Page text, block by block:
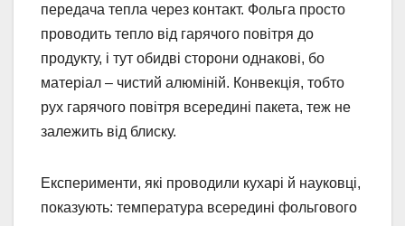
передача тепла через контакт. Фольга просто
проводить тепло від гарячого повітря до
продукту, і тут обидві сторони однакові, бо
матеріал – чистий алюміній. Конвекція, тобто
рух гарячого повітря всередині пакета, теж не
залежить від блиску.
Експерименти, які проводили кухарі й науковці,
показують: температура всередині фольгового